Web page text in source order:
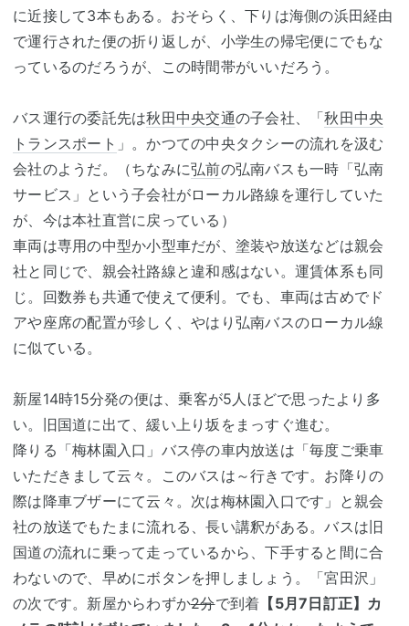
に近接して3本もある。おそらく、下りは海側の浜田経由
で運行された便の折り返しが、小学生の帰宅便にでもな
っているのだろうが、この時間帯がいいだろう。
バス運行の委託先は秋田中央交通の子会社、「秋田中央
トランスポート 」。かつての中央タクシーの流れを汲む
会社のようだ。（ちなみに弘前の弘南バスも一時「弘南
サービス」という子会社がローカル路線を運行していた
が、今は本社直営に戻っている）
車両は専用の中型か小型車だが、塗装や放送などは親会
社と同じで、親会社路線と違和感はない。運賃体系も同
じ。回数券も共通で使えて便利。でも、車両は古めでド
アや座席の配置が珍しく、やはり弘南バスのローカル線
に似ている。
新屋14時15分発の便は、乗客が5人ほどで思ったより多
い。旧国道に出て、緩い上り坂をまっすぐ進む。
降りる「梅林園入口」バス停の車内放送は「毎度ご乗車
いただきまして云々。このバスは～行きです。お降りの
際は降車ブザーにて云々。次は梅林園入口です」と親会
社の放送でもたまに流れる、長い講釈がある。バスは旧
国道の流れに乗って走っているから、下手すると間に合
わないので、早めにボタンを押しましょう。「宮田沢」
の次です。新屋からわずか2分で到着 【5月7日訂正】カ